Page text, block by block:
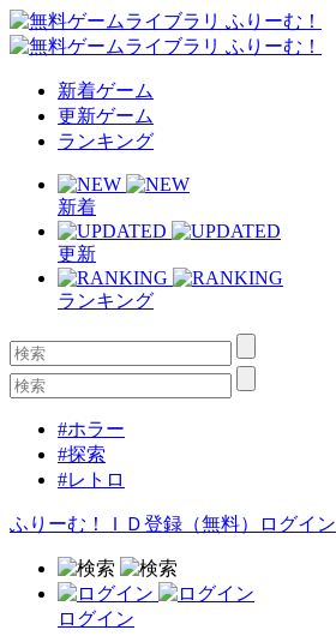
新着ゲーム
更新ゲーム
ランキング
新着
更新
ランキング
#ホラー
#探索
#レトロ
ふりーむ！ＩＤ登録（無料） ログイン
ログイン